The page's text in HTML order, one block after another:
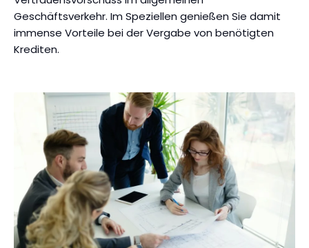
Geschäftsverkehr. Im Speziellen genießen Sie damit
immense Vorteile bei der Vergabe von benötigten
Krediten.